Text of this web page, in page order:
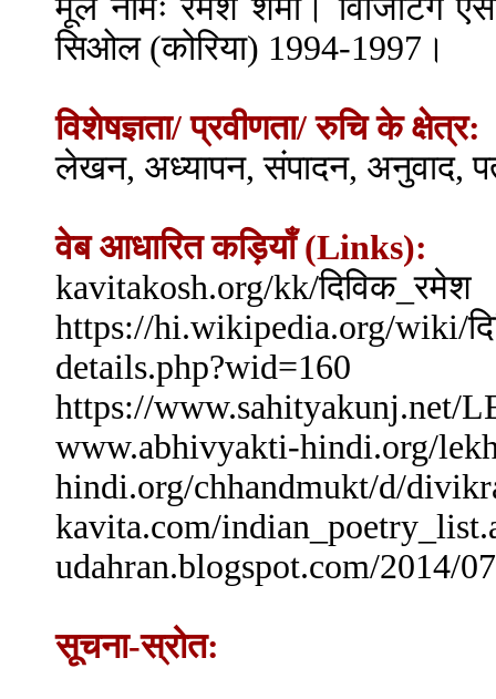
मूल नामः रमेश शर्मा। विजिटिंग
सिओल (कोरिया) 1994-1997।
विशेषज्ञता/ प्रवीणता/ रुचि के क्षेत्र:
लेखन, अध्यापन, संपादन, अनुवाद,
वेब आधारित कड़ियाँ (Links):
kavitakosh.org/kk/दिविक_रमेश
https://hi.wikipedia.org/
details.php?wid=160
https://www.sahityakunj.net/
www.abhivyakti-
hindi.org/
kavita.com/
udahran.blogspot.com/2014/
सूचना-स्रोत: